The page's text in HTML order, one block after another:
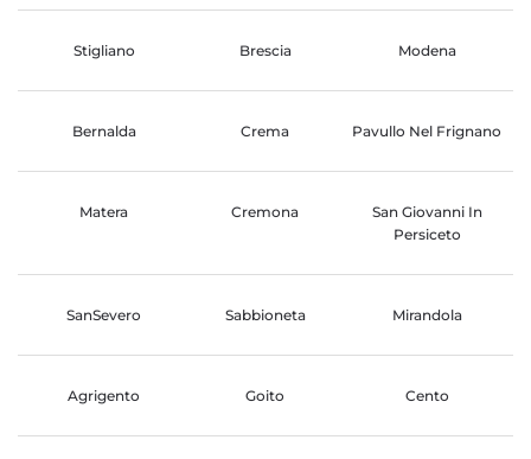
Stigliano Brescia Modena
Bernalda Crema Pavullo Nel Frignano
Matera Cremona
San Giovanni In
Persiceto
SanSevero Sabbioneta Mirandola
Agrigento Goito Cento